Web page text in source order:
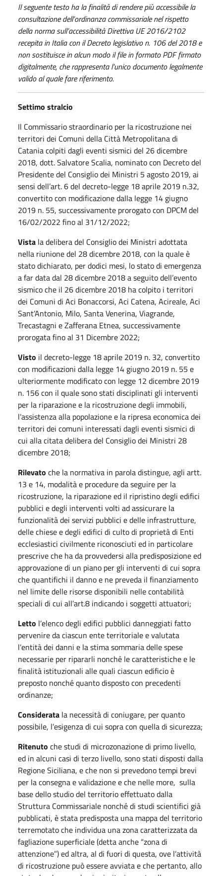
Il seguente testo ha la finalità di rendere più accessibile la
consultazione dell’ordinanza commissariale nel rispetto
della norma sull’accessibilità Direttiva UE 2016/2102
recepita in Italia con il Decreto legislativo n. 106 del 2018 e
non sostituisce in alcun modo il file in formato PDF firmato
digitalmente, che rappresenta l’unico documento legalmente
valido al quale fare riferimento.
Settimo stralcio
Il Commissario straordinario per la ricostruzione nei
territori dei Comuni della Città Metropolitana di
Catania colpiti dagli eventi sismici del 26 dicembre
2018, dott. Salvatore Scalia, nominato con Decreto del
Presidente del Consiglio dei Ministri 5 agosto 2019, ai
sensi dell’art. 6 del decreto-legge 18 aprile 2019 n.32,
convertito con modificazione dalla legge 14 giugno
2019 n. 55, successivamente prorogato con DPCM del
16/02/2022 fino al 31/12/2022;
Vista la delibera del Consiglio dei Ministri adottata
nella riunione del 28 dicembre 2018, con la quale è
stato dichiarato, per dodici mesi, lo stato di emergenza
a far data dal 28 dicembre 2018 a seguito dell’evento
sismico che il 26 dicembre 2018 ha colpito i territori
dei Comuni di Aci Bonaccorsi, Aci Catena, Acireale, Aci
Sant’Antonio, Milo, Santa Venerina, Viagrande,
Trecastagni e Zafferana Etnea, successivamente
prorogata fino al 31 Dicembre 2022;
Visto il decreto-legge 18 aprile 2019 n. 32, convertito
con modificazioni dalla legge 14 giugno 2019 n. 55 e
ulteriormente modificato con legge 12 dicembre 2019
n. 156 con il quale sono stati disciplinati gli interventi
per la riparazione e la ricostruzione degli immobili,
l’assistenza alla popolazione e la ripresa economica dei
territori dei comuni interessati dagli eventi sismici di
cui alla citata delibera del Consiglio dei Ministri 28
dicembre 2018;
Rilevato che la normativa in parola distingue, agli artt.
13 e 14, modalità e procedure da seguire per la
ricostruzione, la riparazione ed il ripristino degli edifici
pubblici e degli interventi volti ad assicurare la
funzionalità dei servizi pubblici e delle infrastrutture,
delle chiese e degli edifici di culto di proprietà di Enti
ecclesiastici civilmente riconosciuti ed in particolare
prescrive che ha da provvedersi alla predisposizione ed
approvazione di un piano per gli interventi di cui sopra
che quantifichi il danno e ne preveda il finanziamento
nel limite delle risorse disponibili nelle contabilità
speciali di cui all’art.8 indicando i soggetti attuatori;
Letto l’elenco degli edifici pubblici danneggiati fatto
pervenire da ciascun ente territoriale e valutata
l’entità dei danni e la stima sommaria delle spese
necessarie per ripararli nonché le caratteristiche e le
finalità istituzionali alle quali ciascun edificio è
preposto nonché quanto disposto con precedenti
ordinanze;
Considerata la necessità di coniugare, per quanto
possibile, l’esigenza di cui sopra con quella di sicurezza;
Ritenuto che studi di microzonazione di primo livello,
ed in alcuni casi di terzo livello, sono stati disposti dalla
Regione Siciliana, e che non si prevedono tempi brevi
per la consegna e validazione e che nelle more, sulla
base dello studio del territorio effettuato dalla
Struttura Commissariale nonché di studi scientifici già
pubblicati, è stata predisposta una mappa del territorio
terremotato che individua una zona caratterizzata da
fagliazione superficiale (detta anche “zona di
attenzione”) ed altra, al di fuori di questa, ove l’attività
di ricostruzione può essere avviata e che pertanto, allo